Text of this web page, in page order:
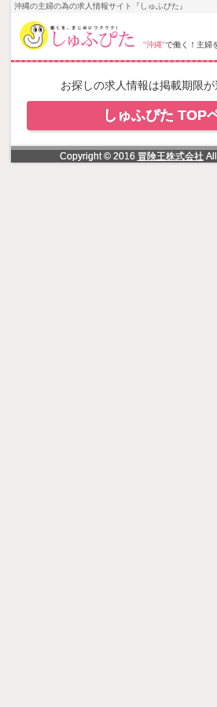
NowLoading
沖縄の主婦の為の求人情報サイト『しゅふぴた』
"沖縄"で働く！主婦
お探しの求人情報は掲載期限が
しゅふぴた TOP
Copyright © 2016 冒険王株式会社All